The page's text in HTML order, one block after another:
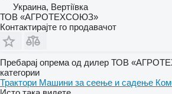
Украина, Вертіївка
ТОВ «АГРОТЕХСОЮЗ»
Контактирајте го продавачот
Пребарај опрема од дилер ТОВ
категории
Трактори Машини за сеење и садење